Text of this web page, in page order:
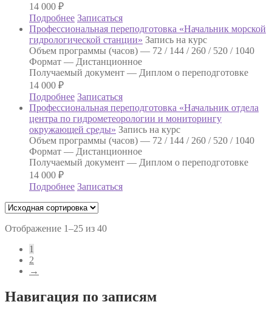
14 000 ₽
Подробнее Записаться
Профессиональная переподготовка «Начальник морской
гидрологической станции» Запись на курс
Объем программы (часов) — 72 / 144 / 260 / 520 / 1040
Формат — Дистанционное
Получаемый документ — Диплом о переподготовке
14 000 ₽
Подробнее Записаться
Профессиональная переподготовка «Начальник отдела
центра по гидрометеорологии и мониторингу
окружающей среды» Запись на курс
Объем программы (часов) — 72 / 144 / 260 / 520 / 1040
Формат — Дистанционное
Получаемый документ — Диплом о переподготовке
14 000 ₽
Подробнее Записаться
Отображение 1–25 из 40
1
2
→
Навигация по записям